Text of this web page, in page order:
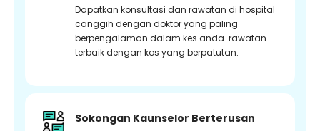
Dapatkan konsultasi dan rawatan di hospital
canggih dengan doktor yang paling
berpengalaman dalam kes anda. rawatan
terbaik dengan kos yang berpatutan.
Sokongan Kaunselor Berterusan